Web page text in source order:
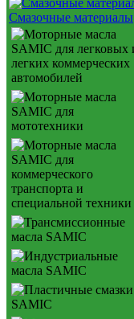
Смазочные материалы